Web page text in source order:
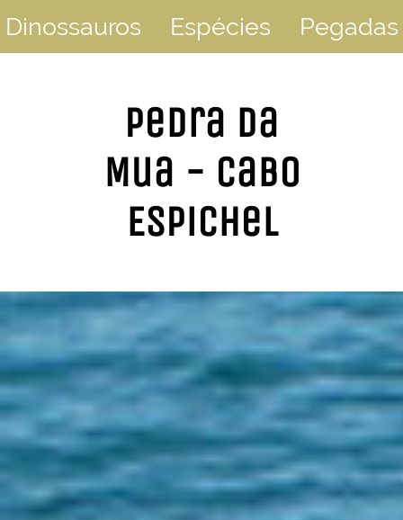
Dinossauros Espécies Pegadas
Pedra da
Mua - Cabo
Espichel